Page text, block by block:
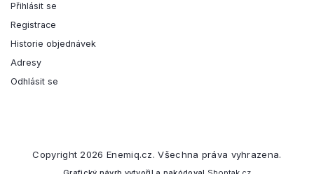
Přihlásit se
Registrace
Historie objednávek
Adresy
Odhlásit se
Copyright 2026 Enemiq.cz. Všechna práva vyhrazena.